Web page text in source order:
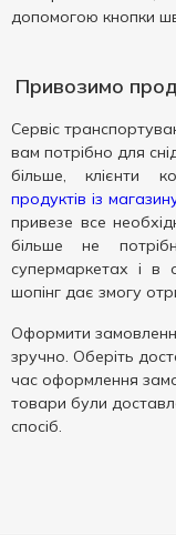
допомогою кнопки
Привозимо
Сервіс
вам потрібно для
більше, клієнти
продуктів із
привезе все
більше не
супермаркетах і в
шопінг дає змогу
Оформити
зручно. Оберіть
час оформлення
товари були
спосіб.